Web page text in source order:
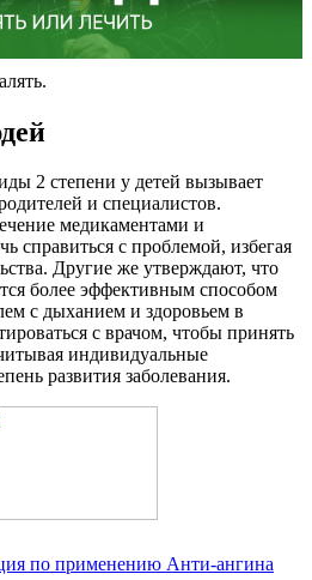
2 степени у детей вызывает
и специалистов.
медикаментами и
справиться с проблемой, избегая
Другие же утверждают, что
более эффективным способом
с дыханием и здоровьем в
с врачом, чтобы принять
индивидуальные
развития заболевания.
по применению Анти-ангина